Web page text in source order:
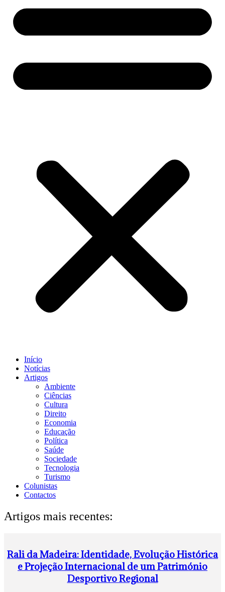
Início
Notícias
Artigos
Ambiente
Ciências
Cultura
Direito
Economia
Educação
Política
Saúde
Sociedade
Tecnologia
Turismo
Colunistas
Contactos
Artigos mais recentes:
Rali da Madeira: Identidade, Evolução Histórica
e Projeção Internacional de um Património
Desportivo Regional